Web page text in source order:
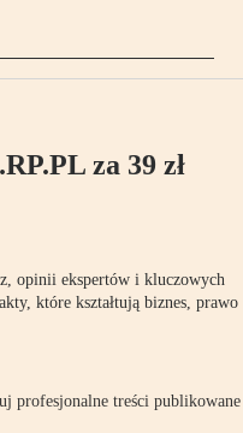
za 39 zł
opinii ekspertów i kluczowych
które kształtują biznes, prawo
profesjonalne treści publikowane